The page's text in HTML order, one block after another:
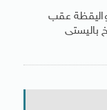
واليقظة عقب
باليستى